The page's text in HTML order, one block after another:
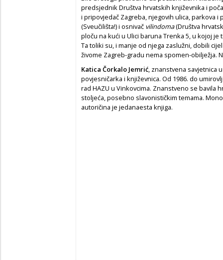
predsjednik Društva hrvatskih književnika i
i pripovjedač Zagreba, njegovih ulica, parkova i
(Sveučilišta!) i osnivač vilindoma(Društva
ploču na kući u Ulici baruna Trenka 5, u kojoj
Ta toliki su, i manje od njega zaslužni, dobili
živome Zagreb-gradu nema spomen-obilježja.
Katica Čorkalo Jemrić, znanstvena savjetnica
povjesničarka i književnica. Od 1986. do
rad HAZU u Vinkovcima. Znanstveno se bavila
stoljeća, posebno slavonističkim temama.
autoričina je jedanaesta knjiga.